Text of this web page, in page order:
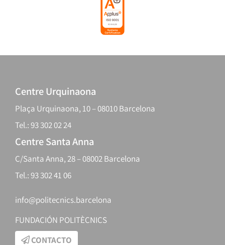
Centre Urquinaona
Plaça Urquinaona, 10 – 08010 Barcelona
Tel.: 93 302 02 24
Centre Santa Anna
C/Santa Anna, 28 – 08002 Barcelona
Tel.: 93 302 41 06
info@politecnics.barcelona
FUNDACIÓN POLITÈCNICS
CONTACTO